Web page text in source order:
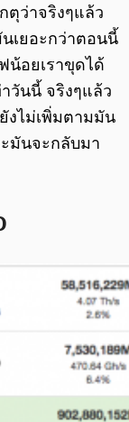
ตุว่าจริงๆแล้ว
เยอะกว่าตอนนี้
น้อยเราขุดได้
วันนี้ จริงๆแล้ว
งไม่เพิ่มตามมัน
ะมันจะกลับมา